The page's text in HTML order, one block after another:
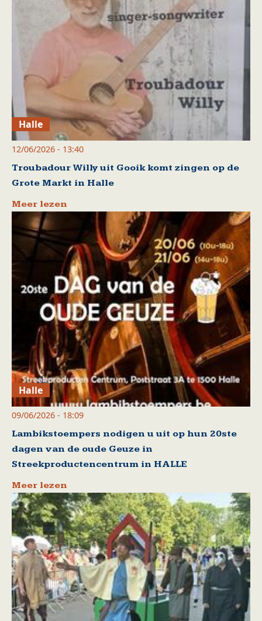
Halle
12/06/2026 - 13:40
Troubadour Willy uit Gooik komt zingen op de
Grote Markt in Halle
Meer lezen
Halle
09/06/2026 - 18:09
Lambikstoempers nodigen u uit op hun 20ste
dagen van de oude Geuze in
Streekproductencentrum in HALLE
Meer lezen